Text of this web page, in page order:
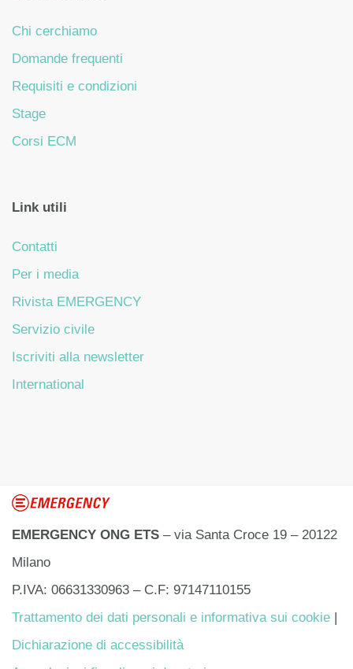
Chi cerchiamo
Domande frequenti
Requisiti e condizioni
Stage
Corsi ECM
Link utili
Contatti
Per i media
Rivista EMERGENCY
Servizio civile
Iscriviti alla newsletter
International
EMERGENCY ONG ETS – via Santa Croce 19 – 20122
Milano
P.IVA: 06631330963 – C.F: 97147110155
Trattamento dei dati personali e informativa sui cookie |
Dichiarazione di accessibilità